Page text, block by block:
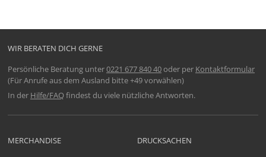
WIR BERATEN DICH GERNE
Persönliche Beratung unter0221 677 840 40oder per Kontaktformular
(Für Anrufe aus dem Ausland bitte +49 vorwählen)
In der Hilfe/FAQfindest du viele nützliche Antworten.
MERCHANDISE DRUCKSACHEN